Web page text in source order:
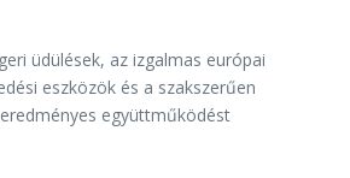
üdülések, az izgalmas európai
eszközök és a szakszerűen
együttműködést